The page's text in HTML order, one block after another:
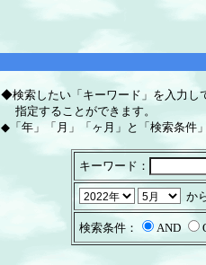
◆検索したい「キーワード」を入力し
指定することができます。
◆「年」「月」「ヶ月」と「検索条件
キーワード：
か
検索条件： AND